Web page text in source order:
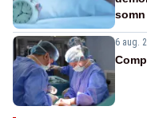
6 aug.